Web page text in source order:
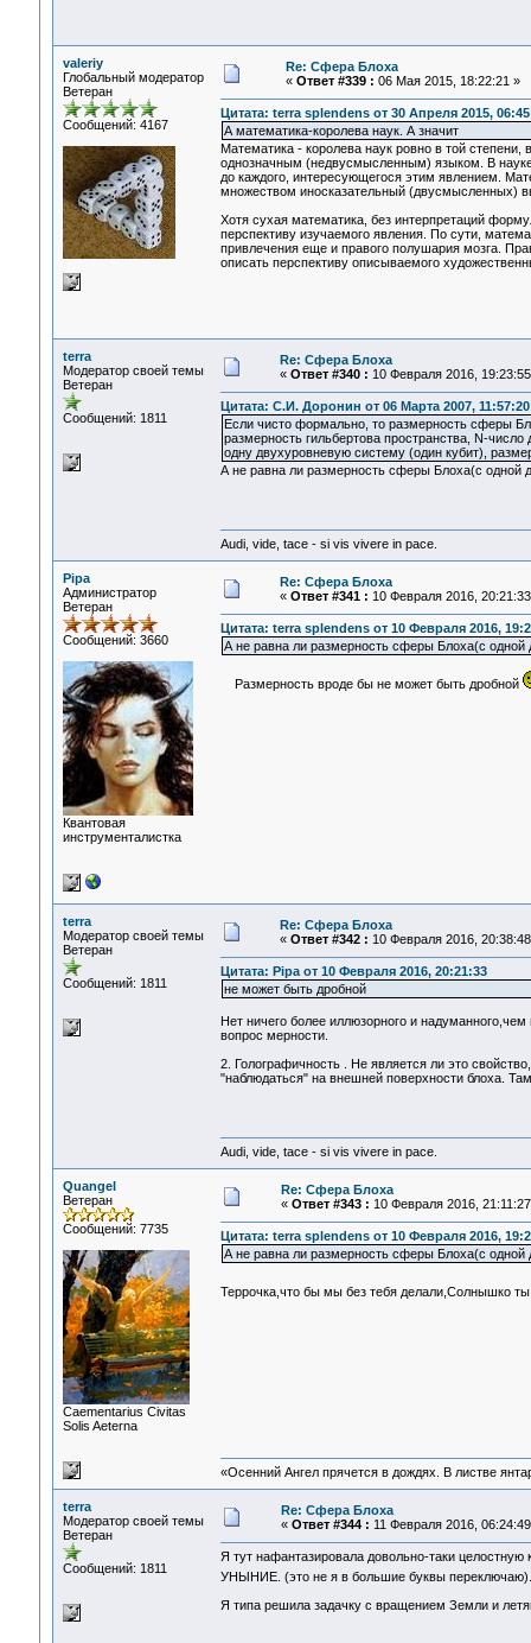
valeriy
Глобальный модератор
Ветеран
Сообщений: 4167
Re: Сфера Блоха
« Ответ #339 : 06 Мая 2015, 18:22:21 »
Цитата: terra splendens от 30 Апреля 2015,
А математика-королева наук. А значит
Математика - королева наук ровно в той степени,
однозначным (недвусмысленным) языком. В
до каждого, интересующегося этим явлением.
множеством иносказательный (двусмысленных)
Хотя сухая математика, без интерпретаций
перспективу изучаемого явления. По сути,
привлечения еще и правого полушария мозга.
описать перспективу описываемого
terra
Модератор своей темы
Ветеран
Сообщений: 1811
Re: Сфера Блоха
« Ответ #340 : 10 Февраля 2016,
Цитата: С.И. Доронин от 06 Марта 2007, 11:57:20
Если чисто формально, то размерность сферы
размерность гильбертова пространства, N-
одну двухуровневую систему (один кубит),
А не равна ли размерность сферы Блоха(с одной
Audi, vide, tace - si vis vivere in pace.
Pipa
Администратор
Ветеран
Сообщений: 3660
Квантовая
инструменталистка
Re: Сфера Блоха
« Ответ #341 : 10 Февраля 2016,
Цитата: terra splendens от 10 Февраля 2016,
А не равна ли размерность сферы Блоха(с одной
Размерность вроде бы не может быть дробной
terra
Модератор своей темы
Ветеран
Сообщений: 1811
Re: Сфера Блоха
« Ответ #342 : 10 Февраля 2016,
Цитата: Pipa от 10 Февраля 2016, 20:21:33
не может быть дробной
Нет ничего более иллюзорного и
вопрос мерности.
2. Голографичность . Не является ли это
"наблюдаться" на внешней поверхности блоха.
Audi, vide, tace - si vis vivere in pace.
Quangel
Ветеран
Сообщений: 7735
Сaementarius Civitas
Solis Aeterna
Re: Сфера Блоха
« Ответ #343 : 10 Февраля 2016,
Цитата: terra splendens от 10 Февраля 2016,
А не равна ли размерность сферы Блоха(с одной
Террочка,что бы мы без тебя делали,Солнышко
«Осенний Ангел прячется в дождях. В листве
terra
Модератор своей темы
Ветеран
Сообщений: 1811
Re: Сфера Блоха
« Ответ #344 : 11 Февраля 2016,
Я тут нафантазировала довольно-таки
УНЫНИЕ. (это не я в большие буквы
Я типа решила задачку с вращением Земли и